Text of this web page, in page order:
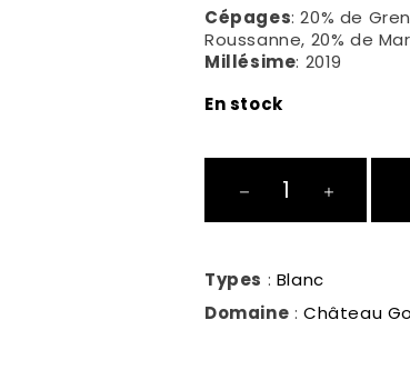
Cépages: 20% de
Roussanne, 20% de
Millésime: 2019
En stock
Sud
Types : Blanc
Domaine :Château